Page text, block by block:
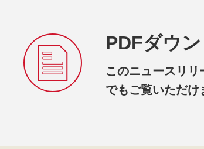
PDFダウ
このニュースリリ
でもご覧いただけ